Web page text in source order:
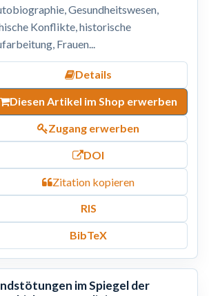
Gesundheitswesen,
Konflikte, historische
Frauen...
Details
Diesen Artikel im Shop erwerben
Zugang erwerben
DOI
Zitation kopieren
RIS
BibTeX
im Spiegel der